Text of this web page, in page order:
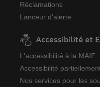
Réclamations
Lanceur d'alerte
Accessibilité et
L'accessibilité à la MAIF
Accessibilité
Nos services pour les